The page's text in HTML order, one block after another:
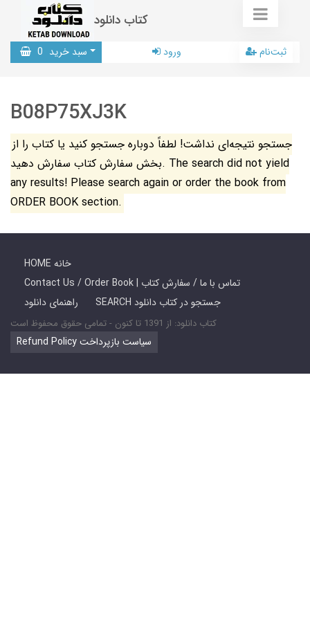
کتاب دانلود
سبد خرید 0 ورود ثبت‌نام
B08P75XJ3K
جستجو نتیجه‌ای نداشت! لطفاً دوباره جستجو کنید یا کتاب را از
بخش سفارش کتاب سفارش دهید. The search did not yield
any results! Please search again or order the book from
ORDER BOOK section.
HOME خانه
Contact Us / Order Book | تماس با ما / سفارش کتاب
راهنمای دانلود
SEARCH جستجو در کتاب دانلود
کتاب دانلود: از 1391 تا کنون - تمامی حقوق محفوظ است
Refund Policy سیاست بازپرداخت